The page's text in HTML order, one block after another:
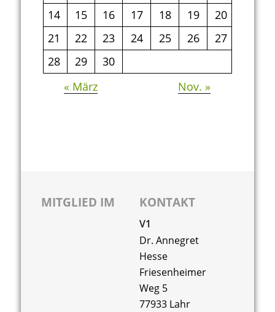
14
15 16 17 18 19
20
21
22 23 24 25 26
27
28
29
30
« März
Nov. »
MITGLIED IM KONTAKT
V1
Dr. Annegret
Hesse
Friesenheimer
Weg 5
77933 Lahr